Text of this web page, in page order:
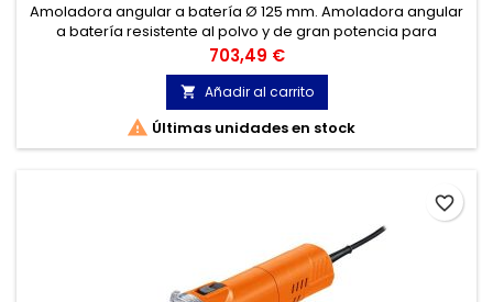
Amoladora angular a batería Ø 125 mm. Amoladora angular
a batería resistente al polvo y de gran potencia para
trabajos efectivos de corte, desbaste y desbarbado durante
trabajos de montaje.
Precio
703,49 €
 Añadir al carrito
 Últimas unidades en stock
favorite_border